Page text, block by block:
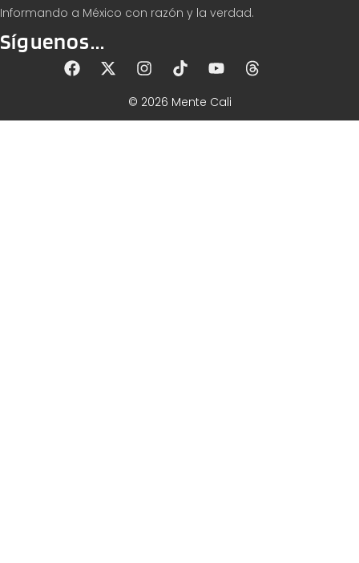
Informando a México con razón y la verdad.
Síguenos...
© 2026 Mente Cali